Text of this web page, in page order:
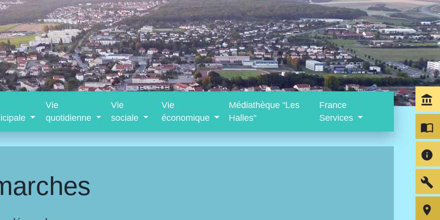
Vie
quotidienne
Vie
sociale
Vie
économique
Médiathèque "Les
Halles"
France
Services
account_balance
import_contacts
info
build
room